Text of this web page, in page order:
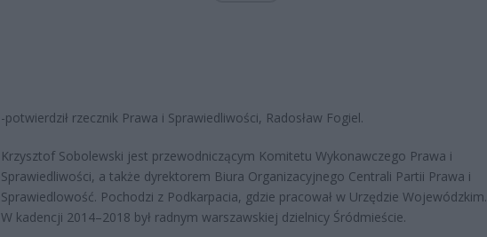
-potwierdził rzecznik Prawa i Sprawiedliwości, Radosław Fogiel.
Krzysztof Sobolewski jest przewodniczącym Komitetu Wykonawczego Prawa i
Sprawiedliwości, a także dyrektorem Biura Organizacyjnego Centrali Partii Prawa i
Sprawiedlowość. Pochodzi z Podkarpacia, gdzie pracował w Urzędzie Wojewódzkim.
W kadencji 2014–2018 był radnym warszawskiej dzielnicy Śródmieście.